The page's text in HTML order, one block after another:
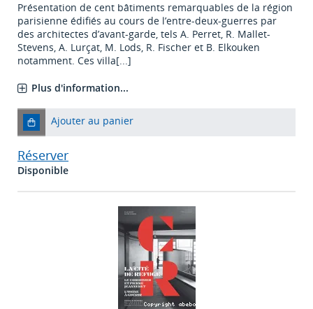
Présentation de cent bâtiments remarquables de la région
parisienne édifiés au cours de l’entre-deux-guerres par
des architectes d’avant-garde, tels A. Perret, R. Mallet-
Stevens, A. Lurçat, M. Lods, R. Fischer et B. Elkouken
notamment. Ces villa[...]
Plus d'information...
Ajouter au panier
Réserver
Disponible